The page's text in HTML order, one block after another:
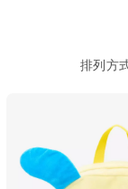
排列方